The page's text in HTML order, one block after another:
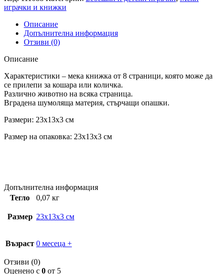
играчки и книжки
Описание
Допълнителна информация
Отзиви (0)
Описание
Характеристики – мека книжка от 8 страници, която може да
се прилепи за кошара или количка.
Различно животно на всяка страница.
Вградена шумоляща материя, стърчащи опашки.
Размери: 23x13x3 см
Размер на опаковка: 23x13x3 см
Допълнителна информация
Тегло
0,07 кг
Размер 23x13x3 см
Възраст 0 месеца +
Отзиви (0)
Оценено с 0 от 5